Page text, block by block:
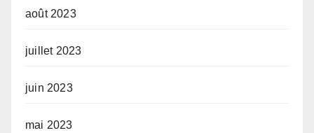
août 2023
juillet 2023
juin 2023
mai 2023